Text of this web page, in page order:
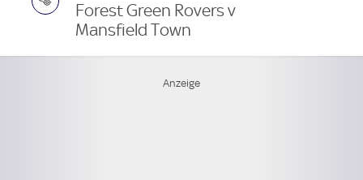
Forest Green Rovers v
Mansfield Town